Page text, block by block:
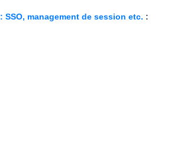
SSO, management de session etc. :